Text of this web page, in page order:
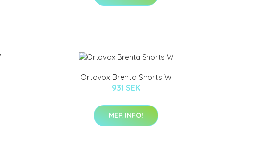
Ortovox Brenta Shorts W
931 SEK
MER INFO!